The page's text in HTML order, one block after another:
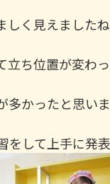
しく見えましたね
立ち位置が変わ
多かったと思い
をして上手に発